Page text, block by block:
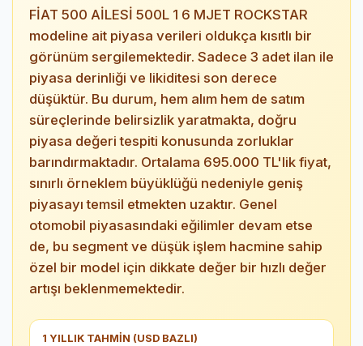
FİAT 500 AİLESİ 500L 1 6 MJET ROCKSTAR
modeline ait piyasa verileri oldukça kısıtlı bir
görünüm sergilemektedir. Sadece 3 adet ilan ile
piyasa derinliği ve likiditesi son derece
düşüktür. Bu durum, hem alım hem de satım
süreçlerinde belirsizlik yaratmakta, doğru
piyasa değeri tespiti konusunda zorluklar
barındırmaktadır. Ortalama 695.000 TL'lik fiyat,
sınırlı örneklem büyüklüğü nedeniyle geniş
piyasayı temsil etmekten uzaktır. Genel
otomobil piyasasındaki eğilimler devam etse
de, bu segment ve düşük işlem hacmine sahip
özel bir model için dikkate değer bir hızlı değer
artışı beklenmemektedir.
1 YILLIK TAHMİN (USD BAZLI)